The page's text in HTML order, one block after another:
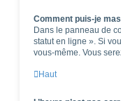
Comment puis-je
Dans le panneau de
statut en ligne ». Si
vous-même. Vous
Haut